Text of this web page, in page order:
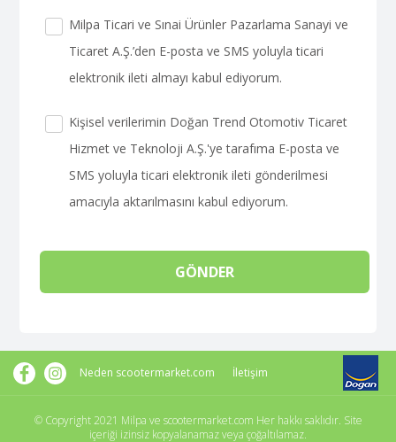
Milpa Ticari ve Sınai Ürünler Pazarlama Sanayi ve
Ticaret A.Ş.’den E-posta ve SMS yoluyla ticari
elektronik ileti almayı kabul ediyorum.
Kişisel verilerimin Doğan Trend Otomotiv Ticaret
Hizmet ve Teknoloji A.Ş.'ye tarafıma E-posta ve
SMS yoluyla ticari elektronik ileti gönderilmesi
amacıyla aktarılmasını kabul ediyorum.
GÖNDER
Neden scootermarket.com İletişim
© Copyright 2021 Milpa ve scootermarket.com Her hakkı saklıdır. Site
içeriği izinsiz kopyalanamaz veya çoğaltılamaz.